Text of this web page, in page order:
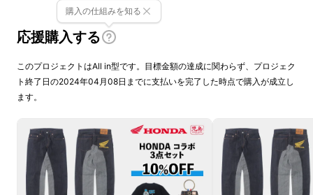
応援購入する
購入の仕組みを知る
このプロジェクトはAll in型です。目標金額の達成に関わらず、プロジェク
ト終了日の2024年04月08日までに支払いを完了した時点で購入が成立し
ます。